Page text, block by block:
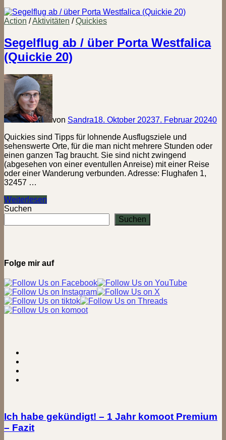
Action /Aktivitäten /Quickies
Segelflug ab / über Porta Westfalica
(Quickie 20)
von Sandra18. Oktober 20237. Februar 20240
Quickies sind Tipps für lohnende Ausflugsziele und
sehenswerte Orte, für die man nicht mehrere Stunden oder
einen ganzen Tag braucht. Sie sind nicht zwingend
(abgesehen von einer eventullen Anreise) mit einer Reise
oder einer Wanderung verbunden. Adresse: Flughafen 1,
32457 …
Segelflug
ab
über
20)
Weiterlesen
Suchen
Suchen
Folge mir auf
Ich habe gekündigt! – 1 Jahr komoot Premium
– Fazit